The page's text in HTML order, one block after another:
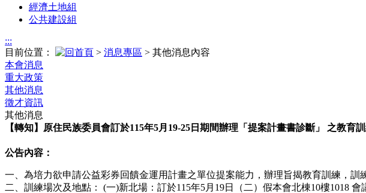
經濟土地組
公共建設組
:::
目前位置：
> 消息專區 > 其他消息內容
本會消息
重大政策
其他消息
徵才資訊
其他消息
【轉知】原住民族委員會訂於115年5月19-25日期間辦理「提案計畫書診斷」 之教育
公告內容：
一、為培力欲申請公益彩券回饋金運用計畫之單位提案能力，辦理旨揭教育訓練，
二、訓練場次及地點： (一)新北場：訂於115年5月19日（二）假本會北棟10樓1018